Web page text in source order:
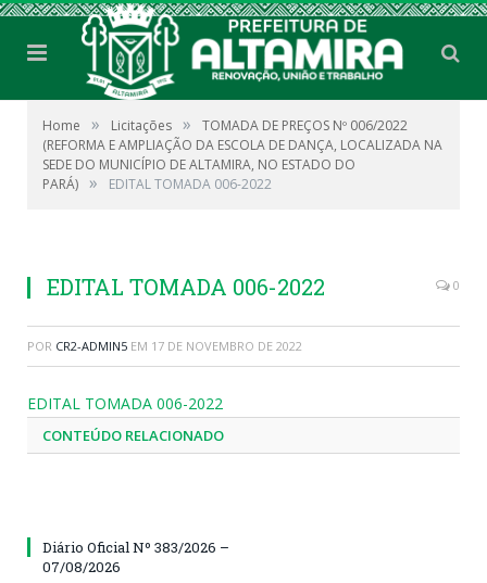
Home » Licitações »
TOMADA DE PREÇOS Nº 006/2022
(REFORMA E AMPLIAÇÃO DA ESCOLA DE DANÇA, LOCALIZADA NA
SEDE DO MUNICÍPIO DE ALTAMIRA, NO ESTADO DO
PARÁ) » EDITAL TOMADA 006-2022
EDITAL TOMADA 006-2022 0
POR CR2-ADMIN5 EM 17 DE NOVEMBRO DE 2022
EDITAL TOMADA 006-2022
CONTEÚDO RELACIONADO
Diário Oficial Nº 383/2026 –
07/08/2026